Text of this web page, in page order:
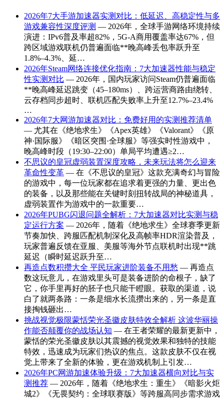
2026年7大手游加速器实测对比：低延迟、高稳定性与多
游戏兼容性深度评测 — 2026年，全球手游网络环境持续
演进：IPv6普及率超82%，5G-A商用覆盖率达67%，但
跨区域游戏联机仍普遍面临**晚高峰丢包率跃升至
1.8%–4.3%、延…
2026年Steam网络连接优化指南：7大加速器性能与稳定
性实测对比 — 2026年，国内玩家访问Steam仍普遍面临
**晚高峰延迟跳变（45–180ms）、跨运营商路由绕转、
云存档同步超时、联机匹配失败率上升至12.7%–23.4%
…
2026年7大网游加速器对比：免费好用的实测推荐清单
— 尤其在《绝地求生》《Apex英雄》《Valorant》《原
神·国际服》《暗区突围·全球服》等强实时性游戏中，
晚高峰时段（19:30–22:00）单局平均遭遇≥2…
不思议的皇冠虚弱装置深度攻略，未来玩法将怎么迎来
革命性变革 — 在《不思议的皇冠》这款充满奇幻与冒险
的游戏中，每一位玩家都在追求着更强的力量、更出色
的装备，以及那些能在关键时刻扭转战局的神秘道具，
虚弱装置作为游戏中的一款重要…
2026年PUBG闪退问题全解析：7大加速器对比实测与稳
定运行方案 — 2026年，随着《绝地求生》全球赛季更新
节奏加快、跨服匹配机制深化及高帧率HDR渲染普及，
玩家普遍反馈在亚服、美服等海外节点联机时出现**跳
延迟（瞬时延迟跃升至…
再造点数积攒大全 平民玩家进阶装备不用愁 — 再造点
数这玩意儿，在游戏里头可是装备进阶的命根子，缺了
它，你手里再好的胚子也只能干瞪眼。获取的渠道，说
白了就两条路：一条是细水长流攒出来的，另一条是直
接掏钱砸出…
挑战视觉极限蒙恬荣光圣徽皮肤特效全解析 这波华丽操
作能否颠覆你的战场认知 — 在王者荣耀的最新更新中，
蒙恬的荣光圣徽皮肤以其震撼的视觉效果和独特的技能
特效，迅速成为玩家们热议的焦点。这款皮肤不仅在视
觉上带来了全新的体验，更在游戏机制上引发…
2026年PC网游加速体验升级：7大加速器横向对比与实
测推荐 — 2026年，随着《绝地求生：重生》《暗影火炬
城2》《无畏契约：全球联赛版》等跨服高同步需求游戏